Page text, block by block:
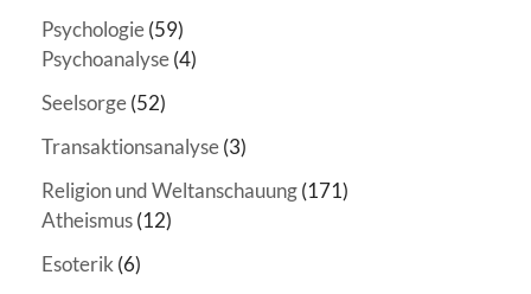
Psychologie(59)
Psychoanalyse(4)
Seelsorge(52)
Transaktionsanalyse(3)
Religion und Weltanschauung(171)
Atheismus(12)
Esoterik(6)